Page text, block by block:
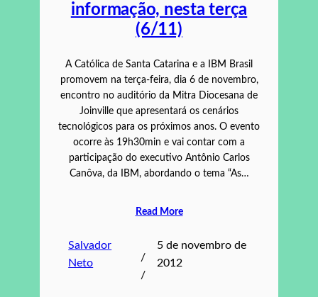
informação, nesta terça
(6/11)
A Católica de Santa Catarina e a IBM Brasil
promovem na terça-feira, dia 6 de novembro,
encontro no auditório da Mitra Diocesana de
Joinville que apresentará os cenários
tecnológicos para os próximos anos. O evento
ocorre às 19h30min e vai contar com a
participação do executivo Antônio Carlos
Canôva, da IBM, abordando o tema “As…
Read More
Salvador
Neto
/
/
5 de novembro de
2012